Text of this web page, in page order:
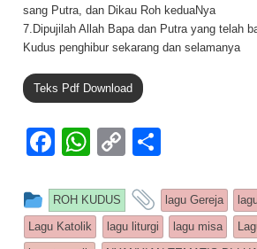
sang Putra, dan Dikau Roh keduaNya
7.Dipujilah Allah Bapa dan Putra yang telah
Kudus penghibur sekarang dan selamanya
Teks Pdf Download
F
c
e
W
at
s
C
p
y
ar
e
This entry was posted in
ROH KUDUS and tagged
lagu Gereja
Lagu Katolik
lagu liturgi lagu misa